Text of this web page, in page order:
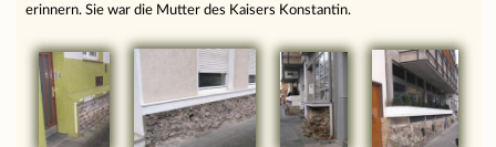
erinnern. Sie war die Mutter des Kaisers Konstantin.